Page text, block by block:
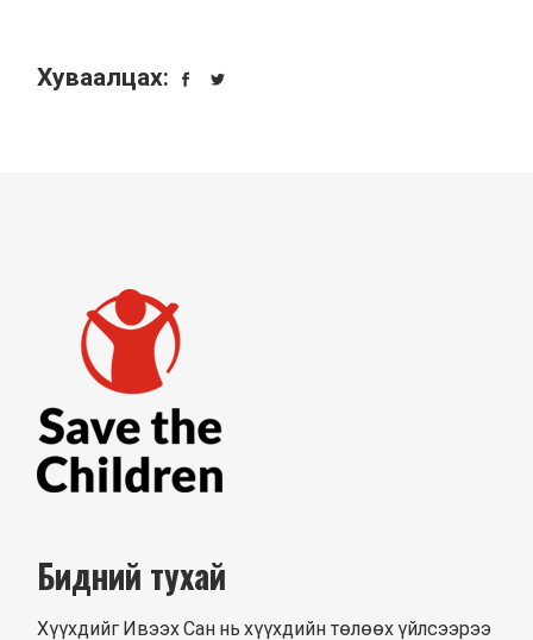
Хуваалцах:
Бидний тухай
Хүүхдийг Ивээх Сан нь хүүхдийн төлөөх үйлсээрээ